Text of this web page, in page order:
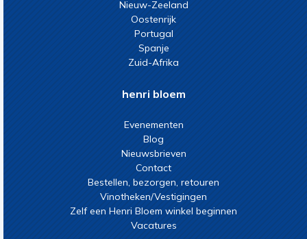
Nieuw-Zeeland
Oostenrijk
Portugal
Spanje
Zuid-Afrika
henri bloem
Evenementen
Blog
Nieuwsbrieven
Contact
Bestellen, bezorgen, retouren
Vinotheken/Vestigingen
Zelf een Henri Bloem winkel beginnen
Vacatures